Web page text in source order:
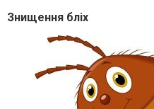
Знищення бліх